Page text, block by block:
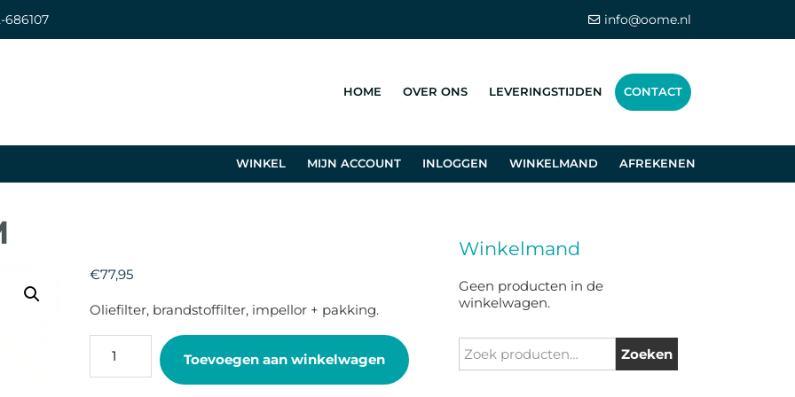
686107 info@oome.nl
HOME OVER ONS LEVERINGSTIJDEN CONTACT
WINKEL MIJN ACCOUNT INLOGGEN WINKELMAND AFREKENEN
€77,95
Oliefilter, brandstoffilter, impellor + pakking.
Toevoegen aan winkelwagen
Winkelmand
Geen producten in de
winkelwagen.
Zoeken
naar:
Zoeken